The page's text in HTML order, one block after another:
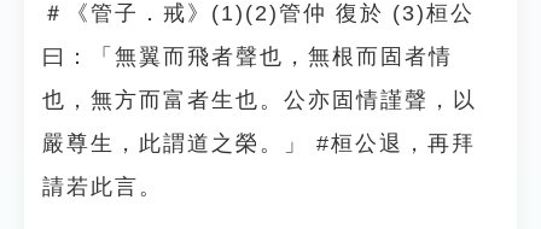
＃《管子．戒》(1)(2)管仲 復於 (3)桓公
曰：「無翼而飛者聲也，無根而固者情
也，無方而富者生也。公亦固情謹聲，以
嚴尊生，此謂道之榮。」 #桓公退，再拜
請若此言。